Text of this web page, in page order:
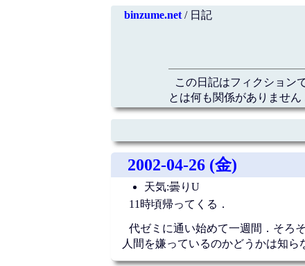
binzume.net/ 日記
この日記はフィクション
とは何も関係がありませ
2002-04-26 (金)
天気:曇りU
11時頃帰ってくる．
代ゼミに通い始めて一週間．そろ
人間を嫌っているのかどうかは知ら